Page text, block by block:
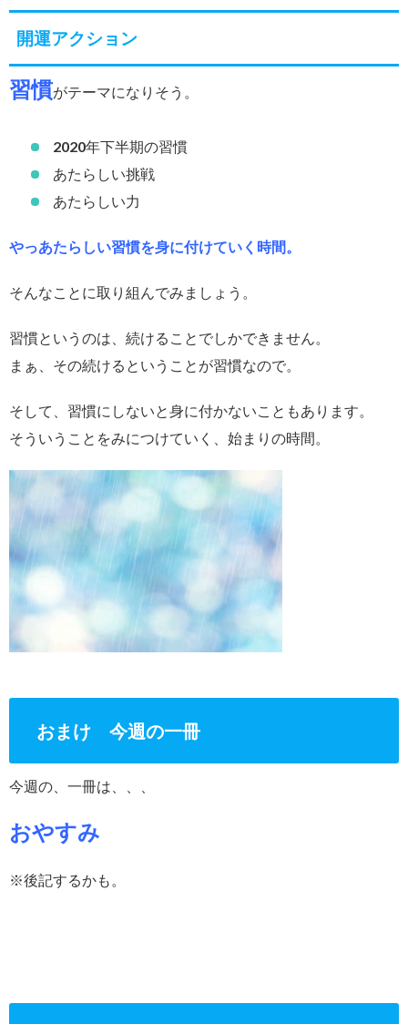
開運アクション
習慣がテーマになりそう。
2020年下半期の習慣
あたらしい挑戦
あたらしい力
やっあたらしい習慣を身に付けていく時間。
そんなことに取り組んでみましょう。
習慣というのは、続けることでしかできません。
まぁ、その続けるということが習慣なので。
そして、習慣にしないと身に付かないこともあります。
そういうことをみにつけていく、始まりの時間。
おまけ 今週の一冊
今週の、一冊は、、、
おやすみ
※後記するかも。